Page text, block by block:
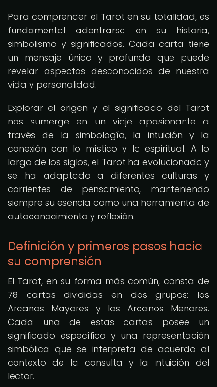
Para comprender el Tarot en su totalidad, es
fundamental adentrarse en su historia,
simbolismo y significados. Cada carta tiene
un mensaje único y profundo que puede
revelar aspectos desconocidos de nuestra
vida y personalidad.
Explorar el origen y el significado del Tarot
nos sumerge en un viaje apasionante a
través de la simbología, la intuición y la
conexión con lo místico y lo espiritual. A lo
largo de los siglos, el Tarot ha evolucionado y
se ha adaptado a diferentes culturas y
corrientes de pensamiento, manteniendo
siempre su esencia como una herramienta de
autoconocimiento y reflexión.
Definición y primeros pasos hacia
su comprensión
El Tarot, en su forma más común, consta de
78 cartas divididas en dos grupos: los
Arcanos Mayores y los Arcanos Menores.
Cada una de estas cartas posee un
significado específico y una representación
simbólica que se interpreta de acuerdo al
contexto de la consulta y la intuición del
lector.